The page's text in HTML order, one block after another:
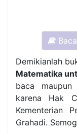
Demikianlah
Matematika
baca
karena Hak
Kementerian
Grahadi.